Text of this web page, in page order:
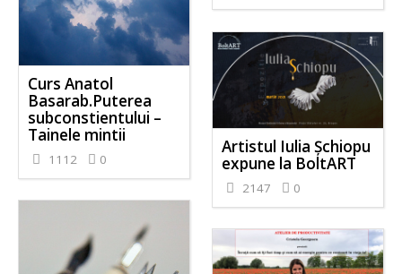
Curs Anatol
Basarab.Puterea
subconstientului –
Tainele mintii
1112 0
Artistul Iulia Șchiopu
expune la BoltART
2147 0